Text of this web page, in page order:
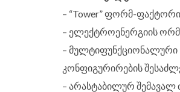
– “Tower” ფორმ-ფაქტორი
– ელექტროენერგიის
– მულტიფუნქციონალური
კონფიგურირების
– არასტაბილურ შემავალ